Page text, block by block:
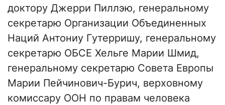
доктору Джерри Пиллэю, генеральному
секретарю Организации Объединенных
Наций Антониу Гутерришу, генеральному
секретарю ОБСЕ Хельге Марии Шмид,
генеральному секретарю Совета Европы
Марии Пейчинович-Бурич, верховному
комиссару ООН по правам человека